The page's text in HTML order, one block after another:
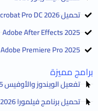
تحميل Acrobat Pro DC 2026 كامل
Adobe After Effects 2025
Adobe Premiere Pro 2025
برامج مميزة
تفعيل الويندوز والأوفيس HEU KMS Activator 2025
تحميل برنامج فيلمورا Filmora 2026 مع التفعيل